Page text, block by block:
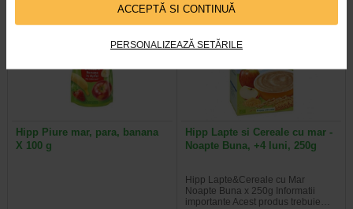
ACCEPTĂ SI CONTINUĂ
PERSONALIZEAZĂ SETĂRILE
Hipp Piure mar, para, banana
X 100 g
Hipp Lapte si Cereale cu mar -
Noapte Buna, +4 luni, 250g
Hipp Lapte&Cereale cu Mar
Noapte Buna x 250g Informatii
importante Acest produs trebuie…